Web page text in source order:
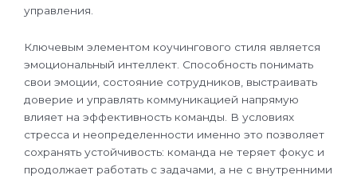
управления.
Ключевым элементом коучингового стиля является
эмоциональный интеллект. Способность понимать
свои эмоции, состояние сотрудников, выстраивать
доверие и управлять коммуникацией напрямую
влияет на эффективность команды. В условиях
стресса и неопределенности именно это позволяет
сохранять устойчивость: команда не теряет фокус и
продолжает работать с задачами, а не с внутренними